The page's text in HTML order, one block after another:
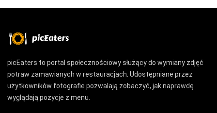
picEaters to portal społecznościowy służący do wymiany zdjęć
potraw zamawianych w restauracjach. Udostępniane przez
użytkowników fotografie pozwalają zobaczyć, jak naprawdę
wyglądają pozycje z menu.